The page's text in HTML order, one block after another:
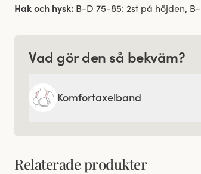
Hak och hysk: B-D 75-85: 2st på höjden,
Vad gör den så bekväm?
Komfortaxelband
Relaterade produkter